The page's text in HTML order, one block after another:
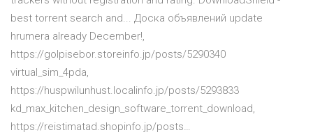
best torrent search and... Доска объявлений update
hrumera already December!,
https://golpisebor.storeinfo.jp/posts/5290340
virtual_sim_4pda,
https://huspwilunhust.localinfo.jp/posts/5293833
kd_max_kitchen_design_software_torrent_download,
https://reistimatad.shopinfo.jp/posts…